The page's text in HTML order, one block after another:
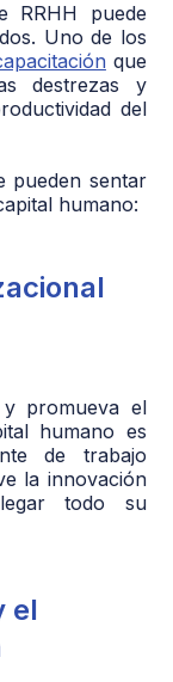
RRHH puede
Uno de los
que
destrezas y
del
pueden sentar
humano:
promueva el
humano es
de trabajo
la innovación
todo su
el